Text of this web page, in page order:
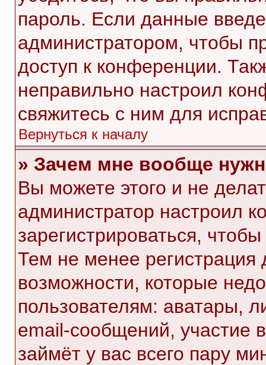
пароль. Если данные
администратором, чтобы
доступ к конференции.
неправильно настроил
свяжитесь с ним для
Вернуться к началу
» Зачем мне вообще
Вы можете этого и не
администратор настроил
зарегистрироваться,
Тем не менее
возможности, которые
пользователям: аватары,
email-сообщений, участие
займёт у вас всего пару